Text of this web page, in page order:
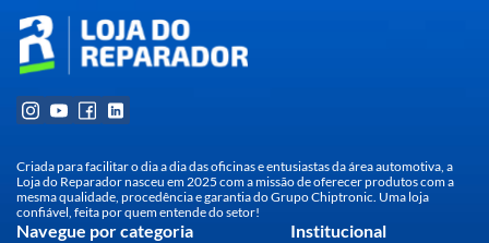
Criada para facilitar o dia a dia das oficinas e entusiastas da área automotiva, a
Loja do Reparador nasceu em 2025 com a missão de oferecer produtos com a
mesma qualidade, procedência e garantia do Grupo Chiptronic. Uma loja
confiável, feita por quem entende do setor!
Navegue por categoria Institucional